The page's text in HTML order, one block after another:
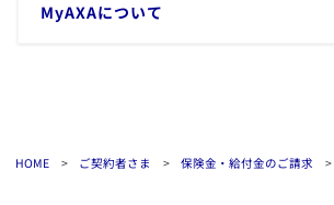
​MyAXAについて
HOME > ご契約者さま > 保険金・給付金のご請求 >